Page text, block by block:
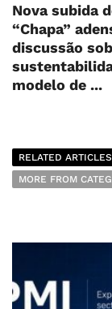
Nova subida
“Chapa”
discussão
modelo de ...
RELATED ARTICLES
MORE FROM